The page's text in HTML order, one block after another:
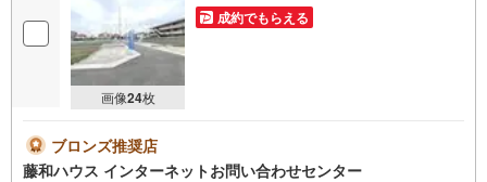
画像24枚
成約でもらえる
ブロンズ推奨店
藤和ハウス インターネットお問い合わせセンター